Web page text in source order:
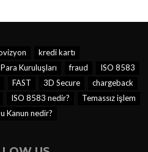
kredi kartı
Kuruluşları
fraud
ISO 8583
FAST 3D Secure
chargeback
ISO 8583 nedir?
Temassız işlem
Kanun nedir?